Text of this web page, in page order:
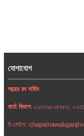
যোগাযোগ
আব্দুর রব নাহিদ
বার্তা বিভাগ: ০১৩১৬০২৫৯৮২,
ই-মেইল: